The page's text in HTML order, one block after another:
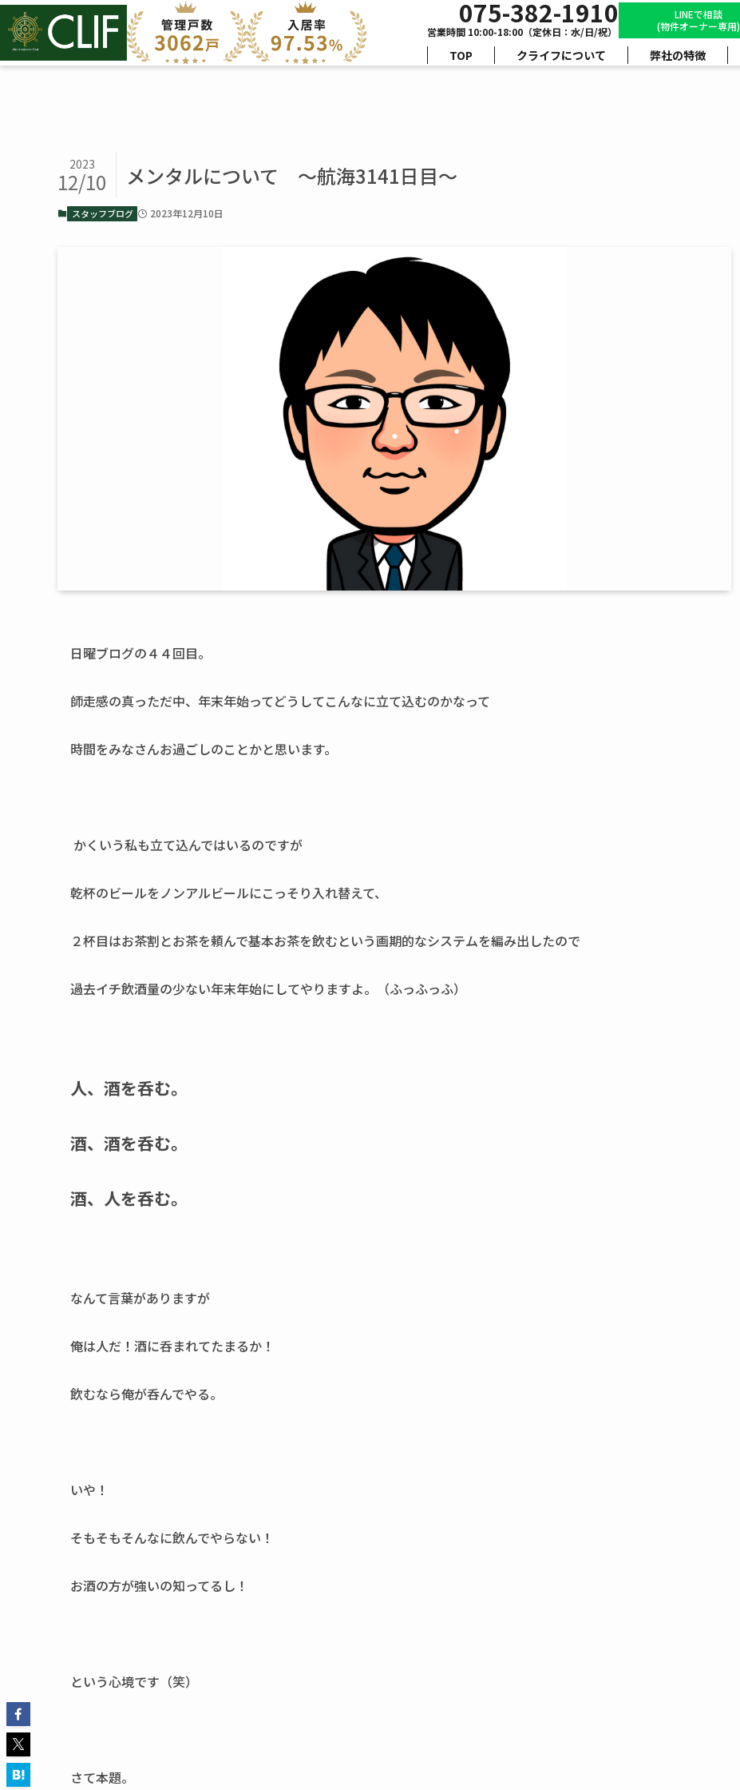
075-382-1910
営業時間 10:00-18:00（定休日：水/日/祝）
LINEで相談
(物件オーナー専用)
TOP クライフについて 弊社の特徴
メンタルについて ～航海3141日目～
2023
12/10
スタッフブログ 2023年12月10日
日曜ブログの４４回目。
師走感の真っただ中、年末年始ってどうしてこんなに立て込むのかなって
時間をみなさんお過ごしのことかと思います。
かくいう私も立て込んではいるのですが
乾杯のビールをノンアルビールにこっそり入れ替えて、
２杯目はお茶割とお茶を頼んで基本お茶を飲むという画期的なシステムを編み出したので
過去イチ飲酒量の少ない年末年始にしてやりますよ。（ふっふっふ）
人、酒を呑む。
酒、酒を呑む。
酒、人を呑む。
なんて言葉がありますが
俺は人だ！酒に呑まれてたまるか！
飲むなら俺が呑んでやる。
いや！
そもそもそんなに飲んでやらない！
お酒の方が強いの知ってるし！
という心境です（笑）
さて本題。